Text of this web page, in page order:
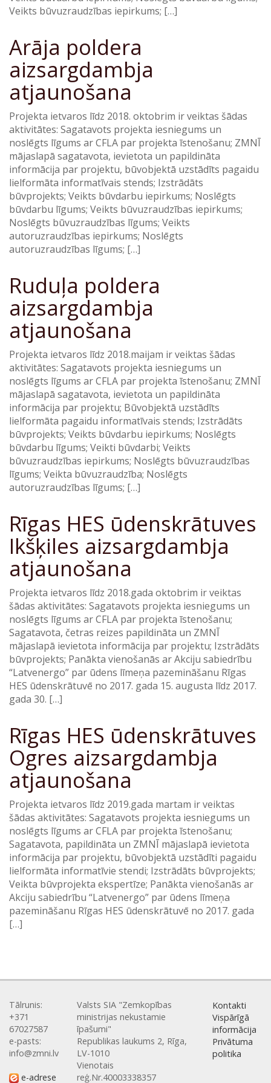
Veikts būvuzraudzības iepirkums; […]
Arāja poldera
aizsargdambja
atjaunošana
Projekta ietvaros līdz 2018. oktobrim ir veiktas šādas
aktivitātes: Sagatavots projekta iesniegums un
noslēgts līgums ar CFLA par projekta īstenošanu; ZMNĪ
mājaslapā sagatavota, ievietota un papildināta
informācija par projektu, būvobjektā uzstādīts pagaidu
lielformāta informatīvais stends; Izstrādāts
būvprojekts; Veikts būvdarbu iepirkums; Noslēgts
būvdarbu līgums; Veikts būvuzraudzības iepirkums;
Noslēgts būvuzraudzības līgums; Veikts
autoruzraudzības iepirkums; Noslēgts
autoruzraudzības līgums; […]
Ruduļa poldera
aizsargdambja
atjaunošana
Projekta ietvaros līdz 2018.maijam ir veiktas šādas
aktivitātes: Sagatavots projekta iesniegums un
noslēgts līgums ar CFLA par projekta īstenošanu; ZMNĪ
mājaslapā sagatavota, ievietota un papildināta
informācija par projektu; Būvobjektā uzstādīts
lielformāta pagaidu informatīvais stends; Izstrādāts
būvprojekts; Veikts būvdarbu iepirkums; Noslēgts
būvdarbu līgums; Veikti būvdarbi; Veikts
būvuzraudzības iepirkums; Noslēgts būvuzraudzības
līgums; Veikta būvuzraudzība; Noslēgts
autoruzraudzības līgums; […]
Rīgas HES ūdenskrātuves
Ikšķiles aizsargdambja
atjaunošana
Projekta ietvaros līdz 2018.gada oktobrim ir veiktas
šādas aktivitātes: Sagatavots projekta iesniegums un
noslēgts līgums ar CFLA par projekta īstenošanu;
Sagatavota, četras reizes papildināta un ZMNĪ
mājaslapā ievietota informācija par projektu; Izstrādāts
būvprojekts; Panākta vienošanās ar Akciju sabiedrību
“Latvenergo” par ūdens līmeņa pazemināšanu Rīgas
HES ūdenskrātuvē no 2017. gada 15. augusta līdz 2017.
gada 30. […]
Rīgas HES ūdenskrātuves
Ogres aizsargdambja
atjaunošana
Projekta ietvaros līdz 2019.gada martam ir veiktas
šādas aktivitātes: Sagatavots projekta iesniegums un
noslēgts līgums ar CFLA par projekta īstenošanu;
Sagatavota, papildināta un ZMNĪ mājaslapā ievietota
informācija par projektu, būvobjektā uzstādīti pagaidu
lielformāta informatīvie stendi; Izstrādāts būvprojekts;
Veikta būvprojekta ekspertīze; Panākta vienošanās ar
Akciju sabiedrību “Latvenergo” par ūdens līmeņa
pazemināšanu Rīgas HES ūdenskrātuvē no 2017. gada
[…]
Tālrunis:
+371
67027587
e-pasts:
info@zmni.lv
e-adrese
Valsts SIA "Zemkopības
ministrijas nekustamie
īpašumi"
Republikas laukums 2, Rīga,
LV-1010
Vienotais
reģ.Nr.40003338357
Kontakti
Vispārīgā
informācija
Privātuma
politika